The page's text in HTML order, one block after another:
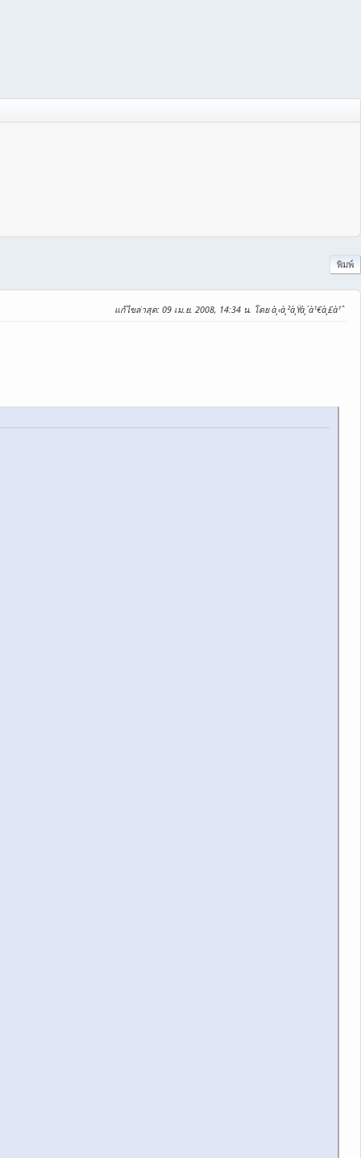
พิมพ์
แก้ไขล่าสุด: 09 เม.ย. 2008, 14:34 น. โดย à¸‹à¸²à¸Ÿà¸´à¹€à¸£à¹ˆ